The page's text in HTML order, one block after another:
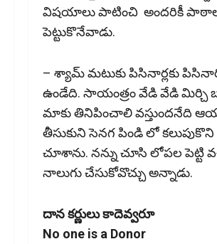
విష‌యాలు పాటించి అంద‌రికీ పాఠాలు
పెట్టుకొనేవాడు.
– శ్యామ్ మటుకు పిసినార్లకు
ఉండేది. సాయంత్రం వేడి వేడి మిర్చి
మాకు తినిపించాలి వస్తుంద‌నేది
తీసుకుని సెనగ పిండి లో
చూశాను. నన్ను చూసి లోపల
నాలుగు చేసుకోవొచ్చు అన్నాడు.
దాన కర్ణులు కాదెవ్వరూ
No one is a Donor